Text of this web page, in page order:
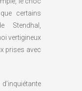
certains
Stendhal,
vertigineux
prises avec